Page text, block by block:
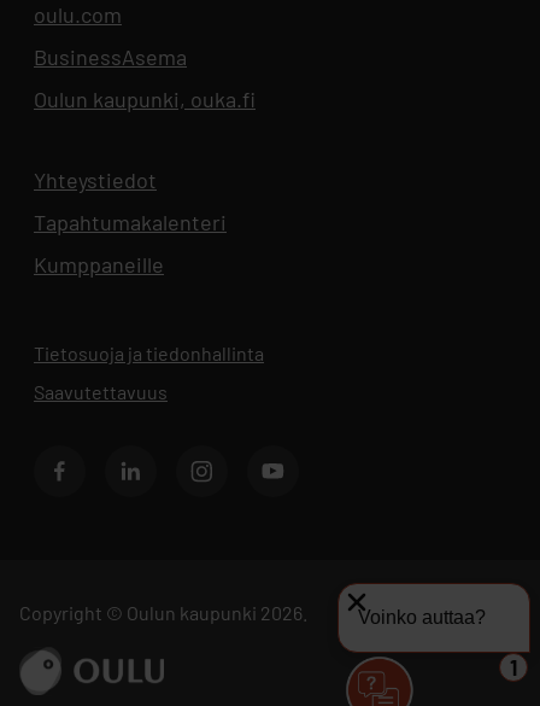
oulu.com
BusinessAsema
Oulun kaupunki, ouka.fi
Yhteystiedot
Tapahtumakalenteri
Kumppaneille
Tietosuoja ja tiedonhallinta
Saavutettavuus
FacebookLinkedIn InstagramYoutube
Copyright © Oulun kaupunki 2026.
Siirry sivustolle ouka.fi
Voinko auttaa?
1